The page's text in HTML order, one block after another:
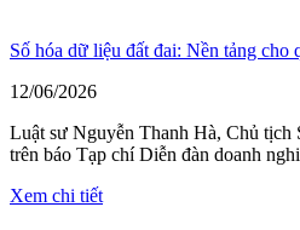
Số hóa dữ liệu đất đai: Nền tảng cho
12/06/2026
Luật sư Nguyễn Thanh Hà, Chủ tịch
trên báo Tạp chí Diễn đàn doanh
Xem chi tiết